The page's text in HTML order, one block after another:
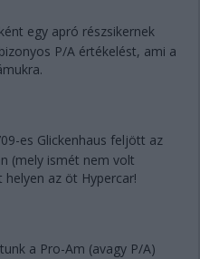
egy apró részsikernek
P/A értékelést, ami a
es Glickenhaus feljött az
(mely ismét nem volt
helyen az öt Hypercar!
a Pro-Am (avagy P/A)